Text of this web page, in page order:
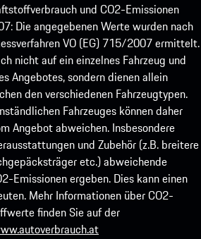
und CO2-Emissionen
Die angegebenen Werte wurden nach
VO (EG) 715/2007 ermittelt.
nicht auf ein einzelnes Fahrzeug und
Angebotes, sondern dienen allein
den verschiedenen Fahrzeugtypen.
Fahrzeuges können daher
Angebot abweichen. Insbesondere
und Zubehör (z.B. breitere
etc.) abweichende
Emissionen ergeben. Dies kann einen
Mehr Informationen über CO2-
finden Sie auf der